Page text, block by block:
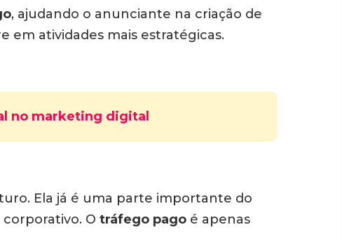
, ajudando o anunciante na criação de
em atividades mais estratégicas.
no marketing digital
Ela já é uma parte importante do
O tráfego pago é apenas